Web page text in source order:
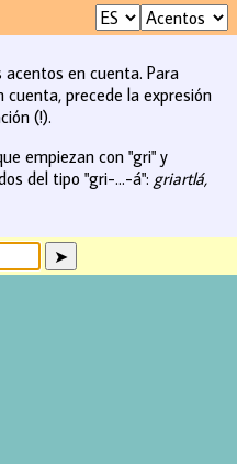
en cuenta. Para
precede la expresión
(!).
empiezan con "gri" y
del tipo "gri-...-á": griartlá,